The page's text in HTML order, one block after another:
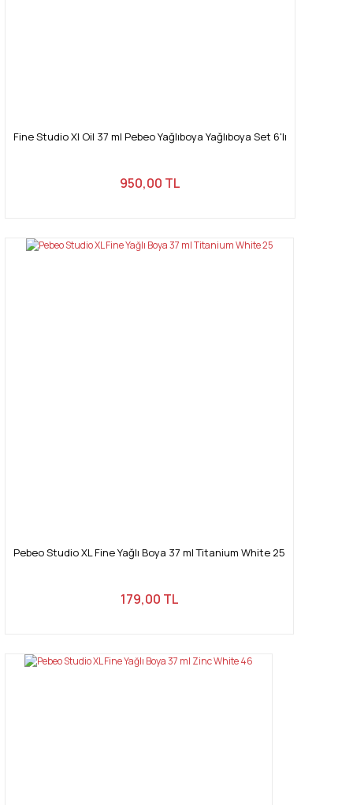
Fine Studio Xl Oil 37 ml Pebeo Yağlıboya Yağlıboya Set 6'lı
950,00 TL
Pebeo Studio XL Fine Yağlı Boya 37 ml Titanium White 25
179,00 TL